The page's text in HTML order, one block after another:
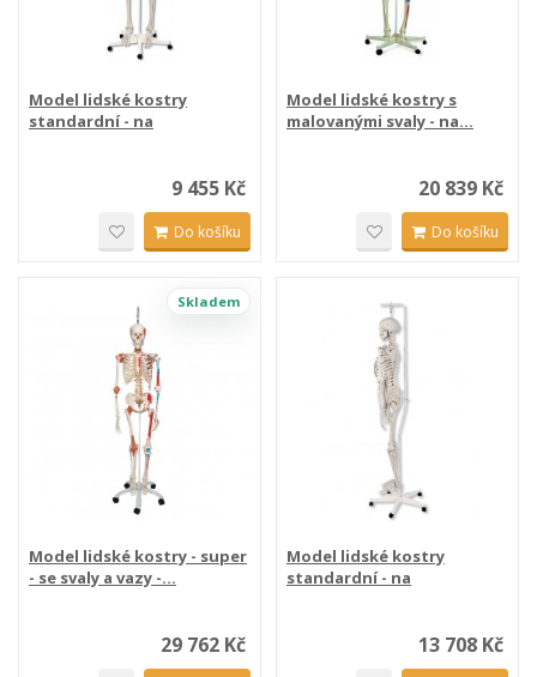
Model lidské kostry
standardní - na
9 455 Kč
Do košíku
Model lidské kostry s
malovanými svaly - na...
20 839 Kč
Do košíku
Skladem
Model lidské kostry - super
- se svaly a vazy -...
29 762 Kč
Model lidské kostry
standardní - na
13 708 Kč